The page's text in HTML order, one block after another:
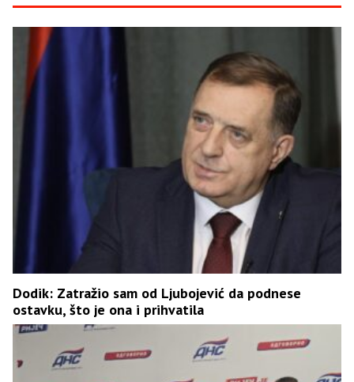
Dodik: Zatražio sam od Ljubojević da podnese
ostavku, što je ona i prihvatila